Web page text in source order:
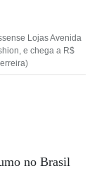
Lojas Avenida
e chega a R$
no Brasil